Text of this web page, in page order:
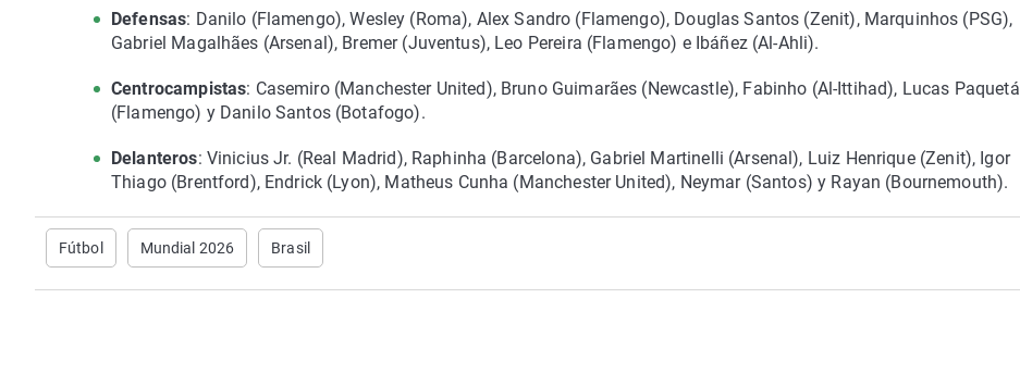
Defensas: Danilo (Flamengo), Wesley (Roma), Alex Sandro (Flamengo), Douglas Santos (Zenit), Marquinhos (PSG),
Gabriel Magalhães (Arsenal), Bremer (Juventus), Leo Pereira (Flamengo) e Ibáñez (Al-Ahli).
Centrocampistas: Casemiro (Manchester United), Bruno Guimarães (Newcastle), Fabinho (Al-Ittihad), Lucas Paquetá
(Flamengo) y Danilo Santos (Botafogo).
Delanteros: Vinicius Jr. (Real Madrid), Raphinha (Barcelona), Gabriel Martinelli (Arsenal), Luiz Henrique (Zenit), Igor
Thiago (Brentford), Endrick (Lyon), Matheus Cunha (Manchester United), Neymar (Santos) y Rayan (Bournemouth).
Fútbol Mundial 2026 Brasil